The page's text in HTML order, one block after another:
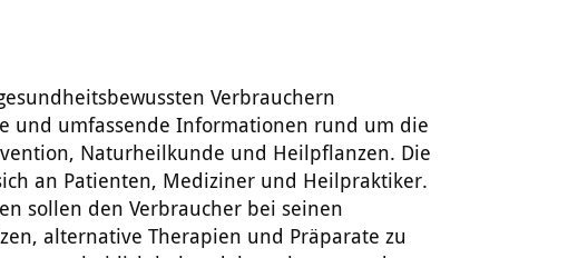
Verbrauchern
und umfassende Informationen rund um die
Naturheilkunde und Heilpflanzen. Die
an Patienten, Mediziner und Heilpraktiker.
sollen den Verbraucher bei seinen
alternative Therapien und Präparate zu